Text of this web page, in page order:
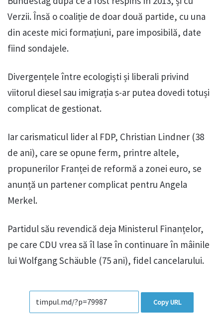
Verzii. Însă o coaliție de doar două partide, cu una
din aceste mici formațiuni, pare imposibilă, date
fiind sondajele.
Divergențele între ecologiști și liberali privind
viitorul diesel sau imigrația s-ar putea dovedi totuși
complicat de gestionat.
Iar carismaticul lider al FDP, Christian Lindner (38
de ani), care se opune ferm, printre altele,
propunerilor Franței de reformă a zonei euro, se
anunță un partener complicat pentru Angela
Merkel.
Partidul său revendică deja Ministerul Finanțelor,
pe care CDU vrea să îl lase în continuare în mâinile
lui Wolfgang Schäuble (75 ani), fidel cancelarului.
Copy URL